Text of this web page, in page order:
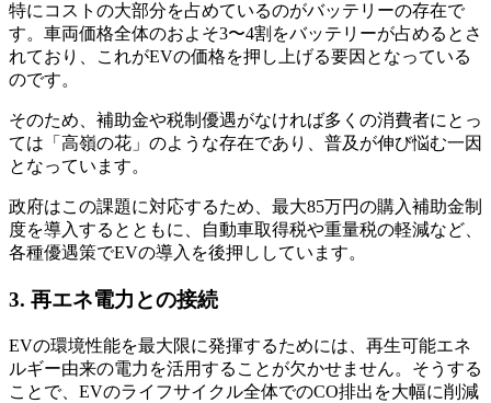
特にコストの大部分を占めているのがバッテリーの存在で
す。車両価格全体のおよそ3〜4割をバッテリーが占めるとさ
れており、これがEVの価格を押し上げる要因となっている
のです。
そのため、補助金や税制優遇がなければ多くの消費者にとっ
ては「高嶺の花」のような存在であり、普及が伸び悩む一因
となっています。
政府はこの課題に対応するため、最大85万円の購入補助金制
度を導入するとともに、自動車取得税や重量税の軽減など、
各種優遇策でEVの導入を後押ししています。
3. 再エネ電力との接続
EVの環境性能を最大限に発揮するためには、再生可能エネ
ルギー由来の電力を活用することが欠かせません。そうする
ことで、EVのライフサイクル全体でのCO排出を大幅に削減